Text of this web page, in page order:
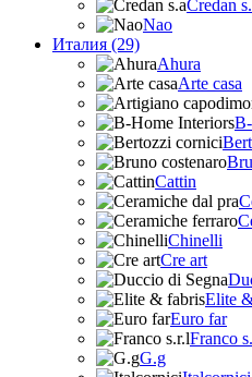
Credan
Nao
Италия (29)
Ahura
Arte casa
Cattin
Chinelli
Cre art
Elite
Euro far
Franco
G.g